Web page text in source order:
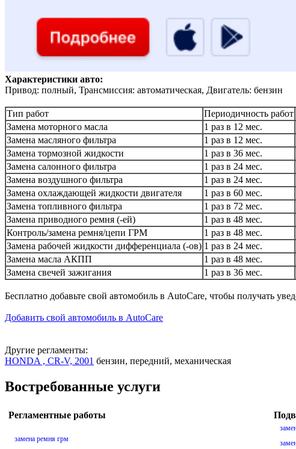
Характеристики авто:
Привод: полный, Трансмиссия: автоматическая, Двигатель: бензин
Тип работ Периодичность работ
Замена моторного масла
1 раз в 12 мес.
Замена масляного фильтра
1 раз в 12 мес.
Замена тормозной жидкости
1 раз в 36 мес.
Замена салонного фильтра
1 раз в 24 мес.
Замена воздушного фильтра
1 раз в 24 мес.
Замена охлаждающей жидкости двигателя
1 раз в 60 мес.
Замена топливного фильтра
1 раз в 72 мес.
Замена приводного ремня (-ей)
1 раз в 48 мес.
Контроль/замена ремня/цепи ГРМ
1 раз в 48 мес.
Замена рабочей жидкости дифференциала (-ов) 1 раз в 24 мес.
Замена масла АКПП
1 раз в 48 мес.
Замена свечей зажигания
1 раз в 36 мес.
Бесплатно добавьте свой автомобиль в AutoCare, чтобы получать
Добавить свой автомобиль в AutoCare
Другие регламенты:
HONDA , CR-V, 2001 бензин, передний, механическая
Востребованные услуги
Регламентные работы
замена ремня грм